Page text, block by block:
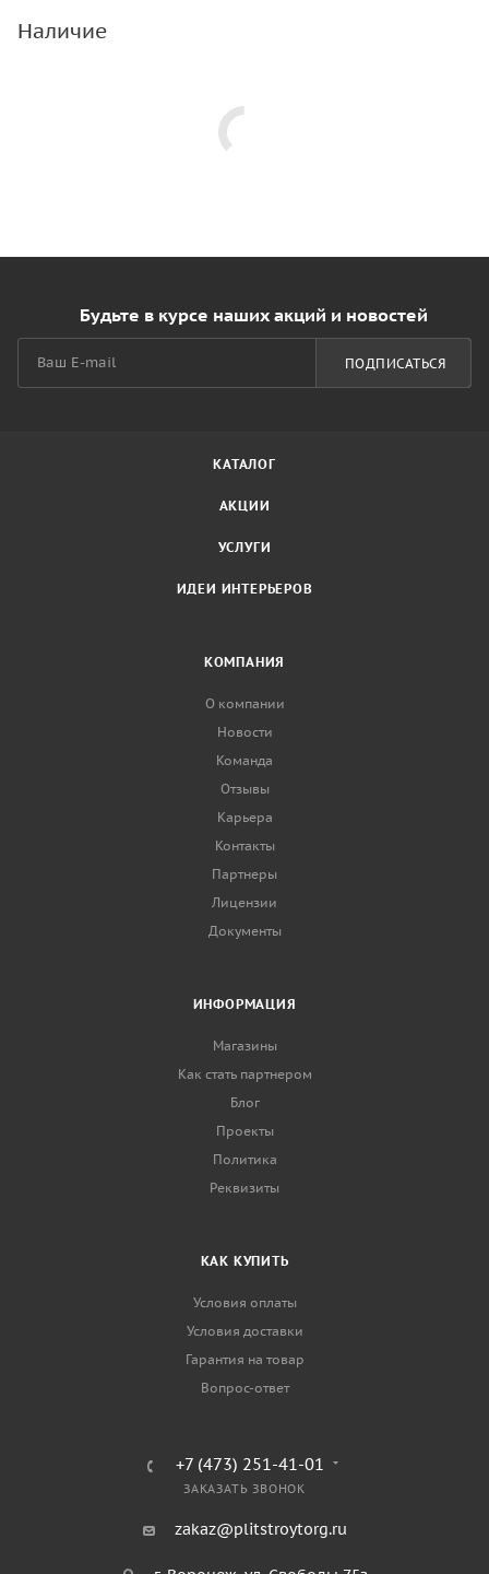
Наличие
Будьте в курсе наших акций и новостей
ПОДПИСАТЬСЯ
КАТАЛОГ
АКЦИИ
УСЛУГИ
ИДЕИ ИНТЕРЬЕРОВ
КОМПАНИЯ
О компании
Новости
Команда
Отзывы
Карьера
Контакты
Партнеры
Лицензии
Документы
ИНФОРМАЦИЯ
Магазины
Как стать партнером
Блог
Проекты
Политика
Реквизиты
КАК КУПИТЬ
Условия оплаты
Условия доставки
Гарантия на товар
Вопрос-ответ
+7 (473) 251-41-01
ЗАКАЗАТЬ ЗВОНОК
zakaz@plitstroytorg.ru